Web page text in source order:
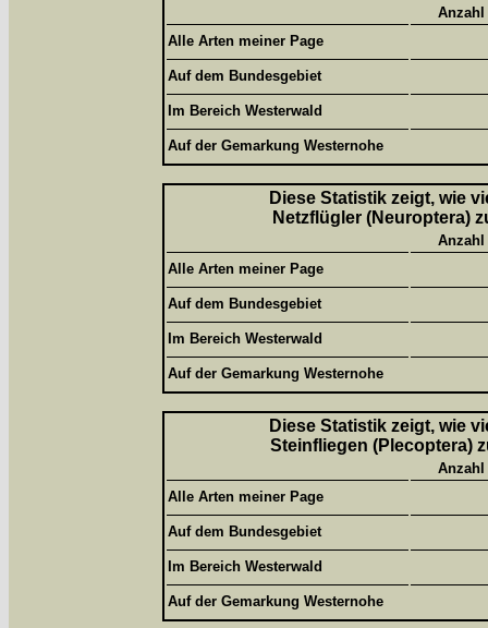
Alle Arten meiner Page
Auf dem Bundesgebiet
Im Bereich Westerwald
Auf der Gemarkung Westernohe
Diese Statistik zeigt, wie
Netzflügler (Neuroptera)
Alle Arten meiner Page
Auf dem Bundesgebiet
Im Bereich Westerwald
Auf der Gemarkung Westernohe
Diese Statistik zeigt, wie
Steinfliegen (Plecoptera)
Alle Arten meiner Page
Auf dem Bundesgebiet
Im Bereich Westerwald
Auf der Gemarkung Westernohe